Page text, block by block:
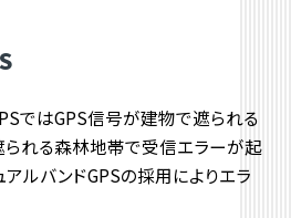
ではGPS信号が建物で遮られる
れる森林地帯で受信エラーが起
アルバンドGPSの採用によりエラ